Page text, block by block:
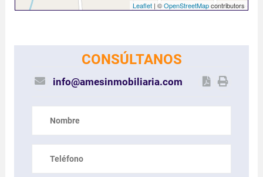
Leaflet | ©OpenStreetMapcontributors
CONSÚLTANOS
info@amesinmobiliaria.com